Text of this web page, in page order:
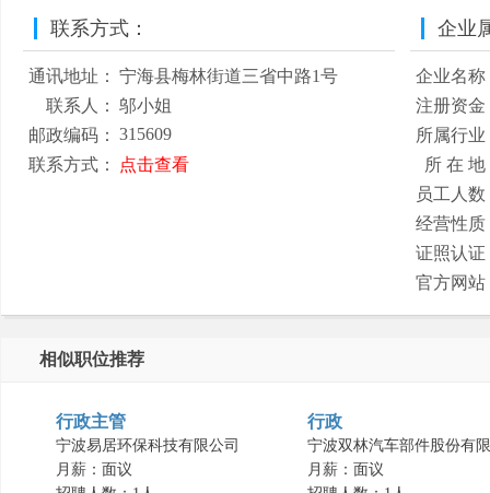
联系方式：
通讯地址：
宁海县梅林街道三省中路1号
联系人：
邬小姐
邮政编码：
315609
联系方式：
点击查看
企业
企业名称
注册资金
所属行业
所 在 地
员工人数
经营性质
证照认证
官方网站
相似职位推荐
行政主管
宁波易居环保科技有限公司
月薪：面议
行政
宁波双林汽车部件股份有
月薪：面议